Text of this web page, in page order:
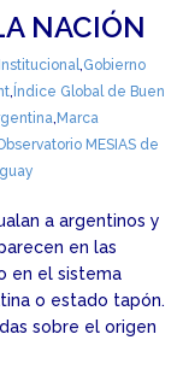
NACIÓN
,Gobierno
, Índice Global de Buen
, Marca
MESIAS de
a argentinos y
en las
en el sistema
o estado tapón.
sobre el origen